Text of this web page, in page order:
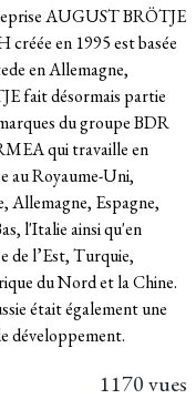
AUGUST BRÖTJE
créée en 1995 est basée
en Allemagne,
fait désormais partie
du groupe BDR
qui travaille en
au Royaume-Uni,
Allemagne, Espagne,
l'Italie ainsi qu'en
de l’Est, Turquie,
du Nord et la Chine.
était également une
développement.
1170 vues